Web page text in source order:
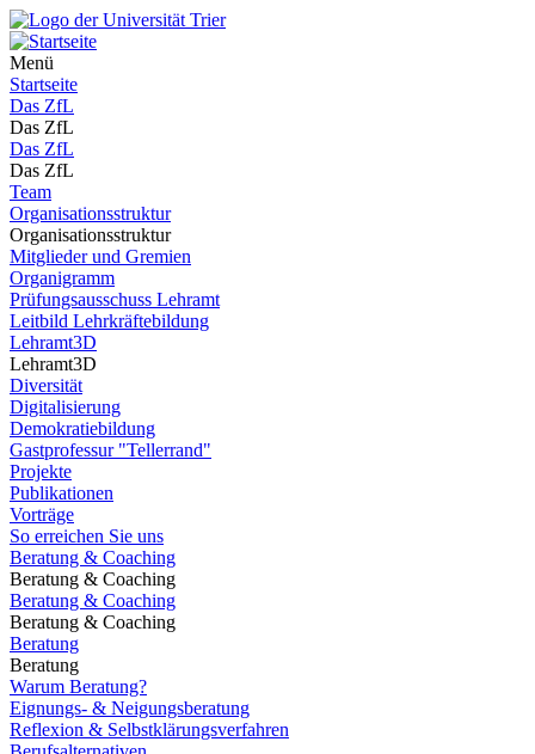
Menü
Startseite
Das ZfL
Das ZfL
Das ZfL
Das ZfL
Team
Organisationsstruktur
Organisationsstruktur
Mitglieder und Gremien
Organigramm
Prüfungsausschuss Lehramt
Leitbild Lehrkräftebildung
Lehramt3D
Lehramt3D
Diversität
Digitalisierung
Demokratiebildung
Gastprofessur "Tellerrand"
Projekte
Publikationen
Vorträge
So erreichen Sie uns
Beratung & Coaching
Beratung & Coaching
Beratung & Coaching
Beratung & Coaching
Beratung
Beratung
Warum Beratung?
Eignungs- & Neigungsberatung
Reflexion & Selbstklärungsverfahren